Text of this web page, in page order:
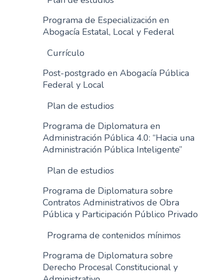
Programa de Especialización en
Abogacía Estatal, Local y Federal
Currículo
Post-postgrado en Abogacía Pública
Federal y Local
Plan de estudios
Programa de Diplomatura en
Administración Pública 4.0: “Hacia una
Administración Pública Inteligente”
Plan de estudios
Programa de Diplomatura sobre
Contratos Administrativos de Obra
Pública y Participación Público Privado
Programa de contenidos mínimos
Programa de Diplomatura sobre
Derecho Procesal Constitucional y